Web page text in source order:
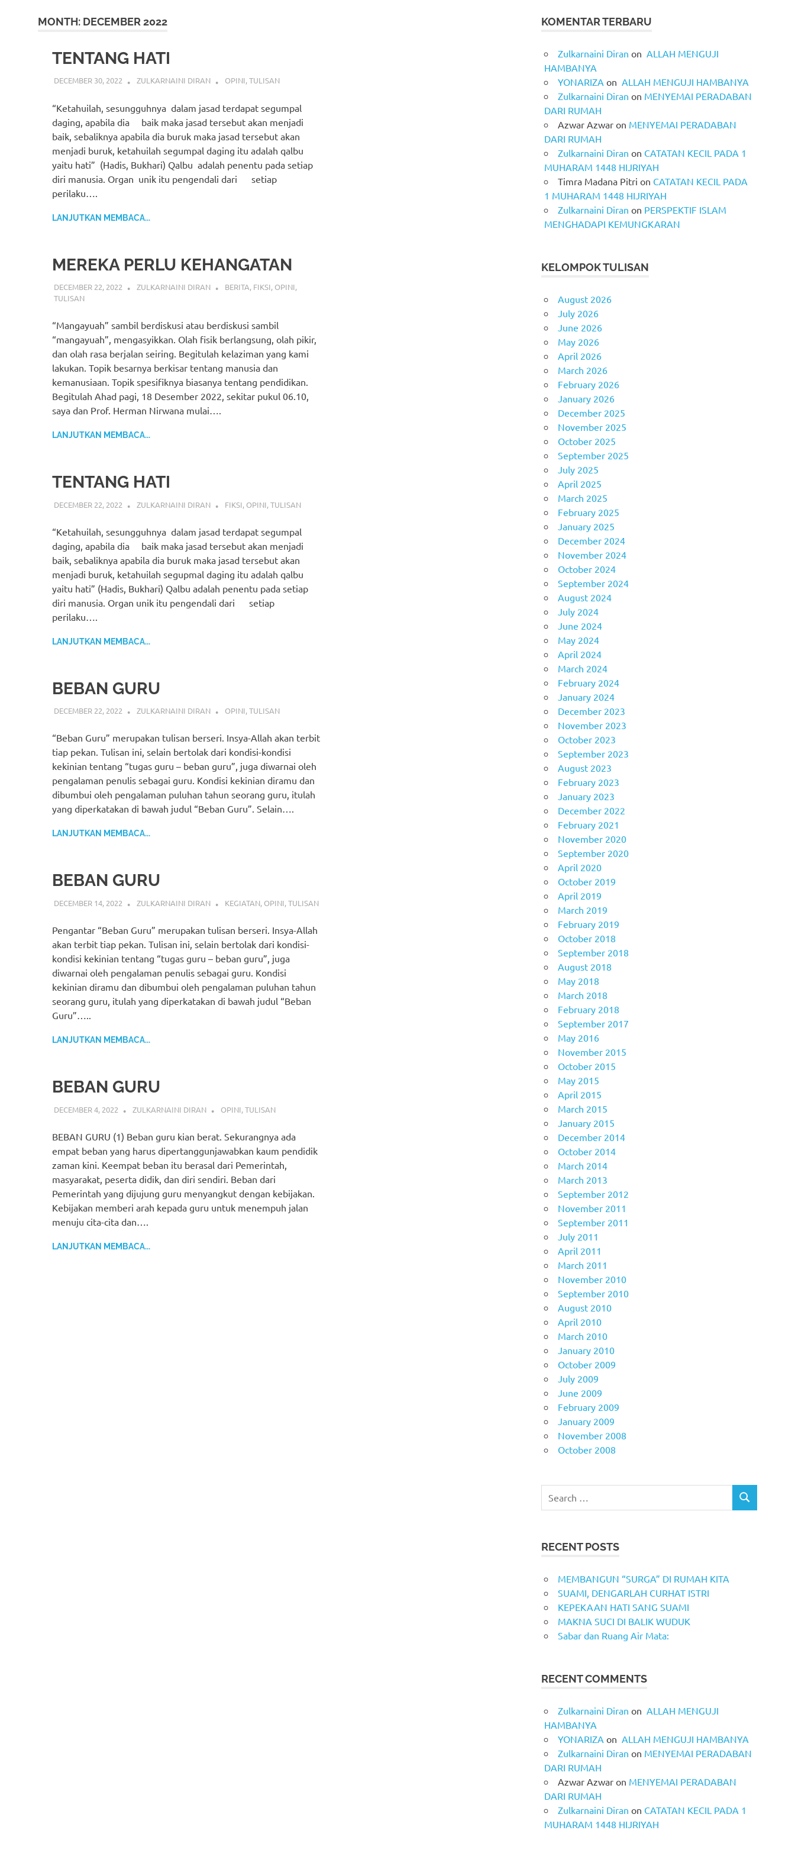
MONTH: DECEMBER 2022
TENTANG HATI
DECEMBER 30, 2022 ZULKARNAINI DIRAN OPINI,TULISAN
“Ketahuilah, sesungguhnya dalam jasad terdapat segumpal
daging, apabila dia baik maka jasad tersebut akan menjadi
baik, sebaliknya apabila dia buruk maka jasad tersebut akan
menjadi buruk, ketahuilah segumpal daging itu adalah qalbu
yaitu hati” (Hadis, Bukhari) Qalbu adalah penentu pada setiap
diri manusia. Organ unik itu pengendali dari setiap
perilaku….
LANJUTKAN MEMBACA...
MEREKA PERLU KEHANGATAN
DECEMBER 22, 2022 ZULKARNAINI DIRAN BERITA, FIKSI, OPINI,
TULISAN
“Mangayuah” sambil berdiskusi atau berdiskusi sambil
“mangayuah”, mengasyikkan. Olah fisik berlangsung, olah pikir,
dan olah rasa berjalan seiring. Begitulah kelaziman yang kami
lakukan. Topik besarnya berkisar tentang manusia dan
kemanusiaan. Topik spesifiknya biasanya tentang pendidikan.
Begitulah Ahad pagi, 18 Desember 2022, sekitar pukul 06.10,
saya dan Prof. Herman Nirwana mulai….
LANJUTKAN MEMBACA...
TENTANG HATI
DECEMBER 22, 2022 ZULKARNAINI DIRAN FIKSI, OPINI,TULISAN
“Ketahuilah, sesungguhnya dalam jasad terdapat segumpal
daging, apabila dia baik maka jasad tersebut akan menjadi
baik, sebaliknya apabila dia buruk maka jasad tersebut akan
menjadi buruk, ketahuilah segupmal daging itu adalah qalbu
yaitu hati” (Hadis, Bukhari) Qalbu adalah penentu pada setiap
diri manusia. Organ unik itu pengendali dari setiap
perilaku….
LANJUTKAN MEMBACA...
BEBAN GURU
DECEMBER 22, 2022 ZULKARNAINI DIRAN OPINI,TULISAN
“Beban Guru” merupakan tulisan berseri. Insya-Allah akan terbit
tiap pekan. Tulisan ini, selain bertolak dari kondisi-kondisi
kekinian tentang “tugas guru – beban guru”, juga diwarnai oleh
pengalaman penulis sebagai guru. Kondisi kekinian diramu dan
dibumbui oleh pengalaman puluhan tahun seorang guru, itulah
yang diperkatakan di bawah judul “Beban Guru”. Selain….
LANJUTKAN MEMBACA...
BEBAN GURU
DECEMBER 14, 2022 ZULKARNAINI DIRAN KEGIATAN, OPINI,TULISAN
Pengantar “Beban Guru” merupakan tulisan berseri. Insya-Allah
akan terbit tiap pekan. Tulisan ini, selain bertolak dari kondisi-
kondisi kekinian tentang “tugas guru – beban guru”, juga
diwarnai oleh pengalaman penulis sebagai guru. Kondisi
kekinian diramu dan dibumbui oleh pengalaman puluhan tahun
seorang guru, itulah yang diperkatakan di bawah judul “Beban
Guru”…..
LANJUTKAN MEMBACA...
BEBAN GURU
DECEMBER 4, 2022 ZULKARNAINI DIRAN OPINI,TULISAN
BEBAN GURU (1) Beban guru kian berat. Sekurangnya ada
empat beban yang harus dipertanggunjawabkan kaum pendidik
zaman kini. Keempat beban itu berasal dari Pemerintah,
masyarakat, peserta didik, dan diri sendiri. Beban dari
Pemerintah yang dijujung guru menyangkut dengan kebijakan.
Kebijakan memberi arah kepada guru untuk menempuh jalan
menuju cita-cita dan….
LANJUTKAN MEMBACA...
KOMENTAR TERBARU
Zulkarnaini Diran on ALLAH MENGUJI
HAMBANYA
YONARIZA on ALLAH MENGUJI HAMBANYA
Zulkarnaini Diran on MENYEMAI PERADABAN
DARI RUMAH
Azwar Azwar on MENYEMAI PERADABAN
DARI RUMAH
Zulkarnaini Diran on CATATAN KECIL PADA 1
MUHARAM 1448 HIJRIYAH
Timra Madana Pitri on CATATAN KECIL PADA
1 MUHARAM 1448 HIJRIYAH
Zulkarnaini Diran on PERSPEKTIF ISLAM
MENGHADAPI KEMUNGKARAN
KELOMPOK TULISAN
August 2026
July 2026
June 2026
May 2026
April 2026
March 2026
February 2026
January 2026
December 2025
November 2025
October 2025
September 2025
July 2025
April 2025
March 2025
February 2025
January 2025
December 2024
November 2024
October 2024
September 2024
August 2024
July 2024
June 2024
May 2024
April 2024
March 2024
February 2024
January 2024
December 2023
November 2023
October 2023
September 2023
August 2023
February 2023
January 2023
December 2022
February 2021
November 2020
September 2020
April 2020
October 2019
April 2019
March 2019
February 2019
October 2018
September 2018
August 2018
May 2018
March 2018
February 2018
September 2017
May 2016
November 2015
October 2015
May 2015
April 2015
March 2015
January 2015
December 2014
October 2014
March 2014
March 2013
September 2012
November 2011
September 2011
July 2011
April 2011
March 2011
November 2010
September 2010
August 2010
April 2010
March 2010
January 2010
October 2009
July 2009
June 2009
February 2009
January 2009
November 2008
October 2008
for:
SEARCH
RECENT POSTS
MEMBANGUN “SURGA” DI RUMAH KITA
SUAMI, DENGARLAH CURHAT ISTRI
KEPEKAAN HATI SANG SUAMI
MAKNA SUCI DI BALIK WUDUK
Sabar dan Ruang Air Mata:
RECENT COMMENTS
Zulkarnaini Diran on ALLAH MENGUJI
HAMBANYA
YONARIZA on ALLAH MENGUJI HAMBANYA
Zulkarnaini Diran on MENYEMAI PERADABAN
DARI RUMAH
Azwar Azwar on MENYEMAI PERADABAN
DARI RUMAH
Zulkarnaini Diran on CATATAN KECIL PADA 1
MUHARAM 1448 HIJRIYAH